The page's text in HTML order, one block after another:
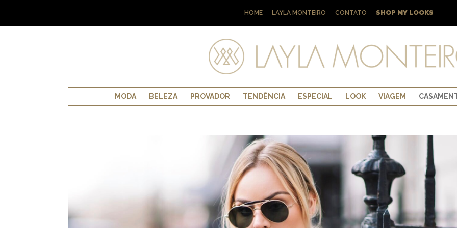
HOME LAYLA MONTEIRO CONTATO SHOP MY LOOKS
MODA BELEZA PROVADOR TENDÊNCIA ESPECIAL LOOK VIAGEM